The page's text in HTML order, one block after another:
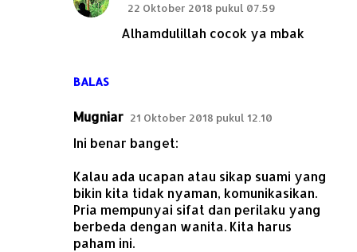
BALAS
22 Oktober 2018 pukul 07.59
Alhamdulillah cocok ya mbak
Mugniar 21 Oktober 2018 pukul 12.10
Ini benar banget:
Kalau ada ucapan atau sikap suami yang
bikin kita tidak nyaman, komunikasikan.
Pria mempunyai sifat dan perilaku yang
berbeda dengan wanita. Kita harus
paham ini.